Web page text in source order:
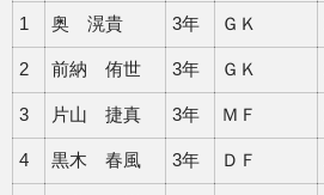
1 奥 滉貴 3年 ＧＫ
2 前納 侑世 3年 ＧＫ
3 片山 捷真 3年 ＭＦ
4 黒木 春風 3年 ＤＦ